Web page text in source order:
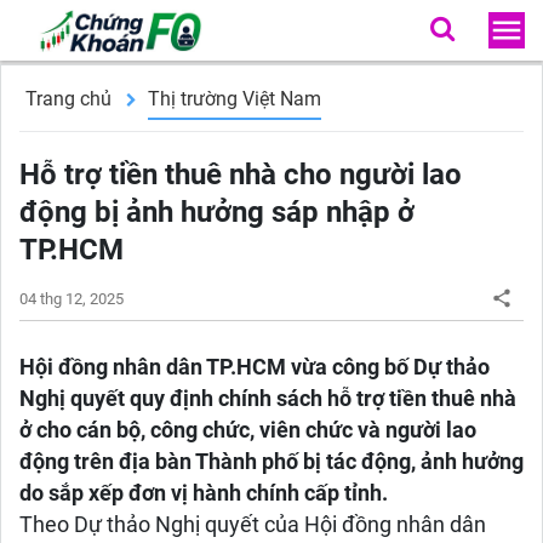
Trang chủ Thị trường Việt Nam
Hỗ trợ tiền thuê nhà cho người lao
động bị ảnh hưởng sáp nhập ở
TP.HCM
04 thg 12, 2025
Hội đồng nhân dân TP.HCM vừa công bố Dự thảo
Nghị quyết quy định chính sách hỗ trợ tiền thuê nhà
ở cho cán bộ, công chức, viên chức và người lao
động trên địa bàn Thành phố bị tác động, ảnh hưởng
do sắp xếp đơn vị hành chính cấp tỉnh.
Theo Dự thảo Nghị quyết của Hội đồng nhân dân